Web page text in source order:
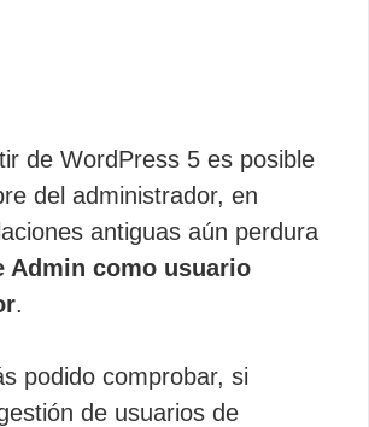
de WordPress 5 es posible
del administrador, en
antiguas aún perdura
Admin como usuario
.
podido comprobar, si
de usuarios de